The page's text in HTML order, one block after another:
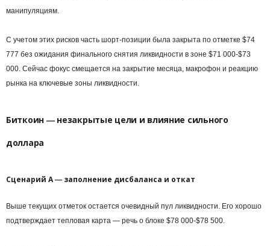
манипуляциям.
С учетом этих рисков часть шорт-позиции была закрыта по отметке $74
777 без ожидания финального снятия ликвидности в зоне $71 000-$73
000. Сейчас фокус смещается на закрытие месяца, макрофон и реакцию
рынка на ключевые зоны ликвидности.
Биткоин ― незакрытые цели и влияние сильного
доллара
Сценарий А ― заполнение дисбаланса и откат
Выше текущих отметок остается очевидный пул ликвидности. Его хорошо
подтверждает тепловая карта ― речь о блоке $78 000-$78 500.